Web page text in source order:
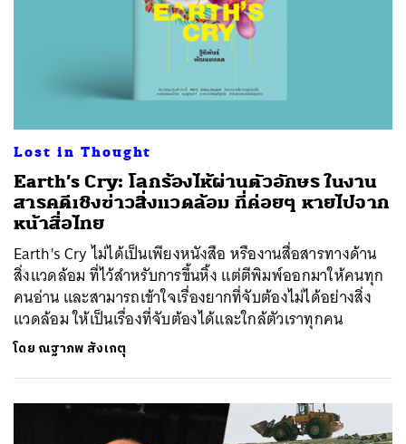
Lost in Thought
Earth’s Cry: โลกร้องไห้ผ่านตัวอักษร ในงาน
สารคดีเชิงข่าวสิ่งแวดล้อม ที่ค่อยๆ หายไปจาก
หน้าสื่อไทย
Earth's Cry ไม่ได้เป็นเพียงหนังสือ หรืองานสื่อสารทางด้าน
สิ่งแวดล้อม ที่ไว้สำหรับการขึ้นหิ้ง แต่ตีพิมพ์ออกมาให้คนทุก
คนอ่าน และสามารถเข้าใจเรื่องยากที่จับต้องไม่ได้อย่างสิ่ง
แวดล้อม ให้เป็นเรื่องที่จับต้องได้และใกล้ตัวเราทุกคน
โดย ณฐาภพ สังเกตุ